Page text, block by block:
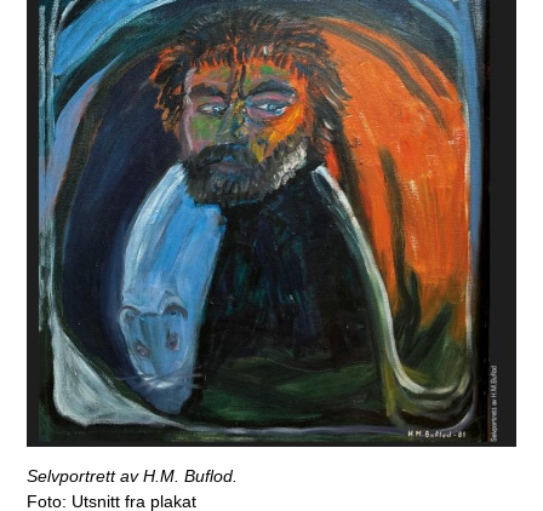
Selvportrett av H.M. Buflod.
Utsnitt fra plakat